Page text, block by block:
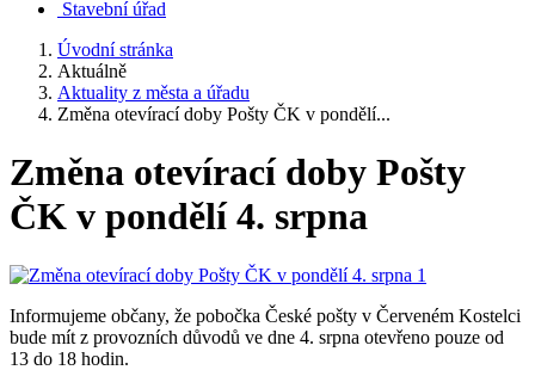
Stavební úřad
Úvodní stránka
Aktuálně
Aktuality z města a úřadu
Změna otevírací doby Pošty ČK v pondělí...
Změna otevírací doby Pošty
ČK v pondělí 4. srpna
Informujeme občany, že pobočka České pošty v Červeném Kostelci
bude mít z provozních důvodů ve dne 4. srpna otevřeno pouze od
13 do 18 hodin.